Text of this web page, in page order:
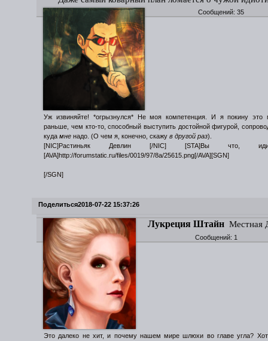
Сообщений: 35
Уж извиняйте! *огрызнулся* Не моя компетенция. И я покину это
раньше, чем кто-то, способный выступить достойной фигурой,
кудамне надо. (О чем я, конечно, скажув другой раз).
[NIC]Растиньяк Девлин [/NIC] [STA]Вы что,
[AVA]http://forumstatic.ru/files/0019/97/8a/25615.png[/AVA][SGN]
[/SGN]
Поделиться2018-07-22 15:37:26
Лукреция Штайн Местная
Сообщений: 1
Это далеко не хит, и почему нашем мире шлюхи во главе угла?